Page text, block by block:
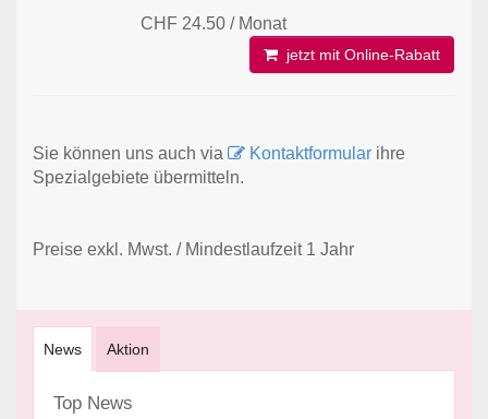
CHF 24.50 / Monat
jetzt mit Online-Rabatt
Sie können uns auch via Kontaktformular ihre
Spezialgebiete übermitteln.
Preise exkl. Mwst. / Mindestlaufzeit 1 Jahr
News Aktion
Top News